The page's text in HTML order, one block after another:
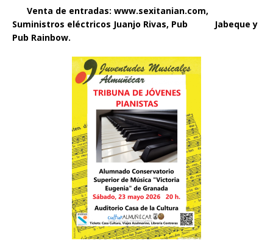
Venta de entradas: www.sexitanian.com,
Suministros eléctricos Juanjo Rivas, Pub
Jabeque y
Pub Rainbow.